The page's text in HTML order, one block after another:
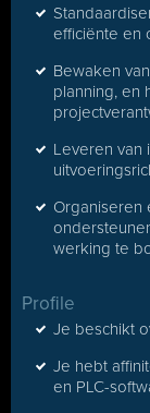
efficiënte en
Bewaken
planning, en
Leveren van
Organiseren
werking te
Profile
Je beschikt
Je hebt
en PLC-